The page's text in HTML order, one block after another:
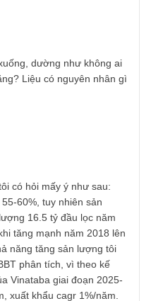
đơn vị thành viên của
có vòng đời của nó mà
cũng phải được gần 4
đi xuống, dường như không